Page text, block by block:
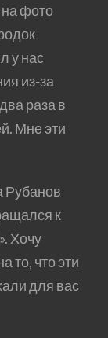
фото
у нас
из-за
раза в
Мне эти
к
Хочу
то, что эти
для вас